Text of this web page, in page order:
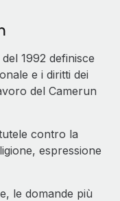
1992 definisce
e i diritti dei
del Camerun
contro la
espressione
le domande più